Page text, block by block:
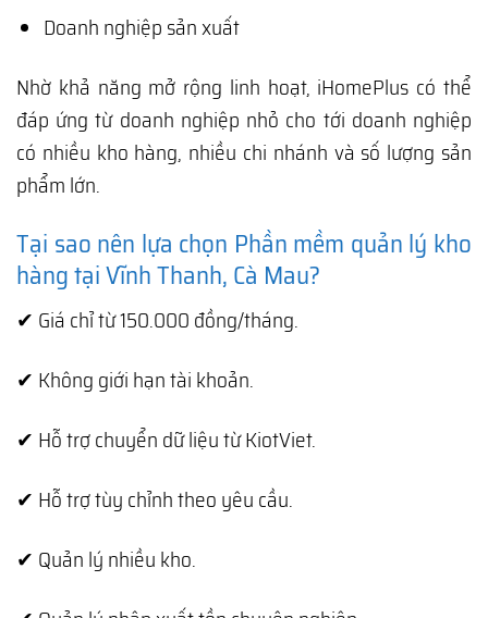
Doanh nghiệp sản xuất
Nhờ khả năng mở rộng linh hoạt, iHomePlus có thể
đáp ứng từ doanh nghiệp nhỏ cho tới doanh nghiệp
có nhiều kho hàng, nhiều chi nhánh và số lượng sản
phẩm lớn.
Tại sao nên lựa chọn Phần mềm quản lý kho
hàng tại Vĩnh Thanh, Cà Mau?
✔ Giá chỉ từ 150.000 đồng/tháng.
✔ Không giới hạn tài khoản.
✔ Hỗ trợ chuyển dữ liệu từ KiotViet.
✔ Hỗ trợ tùy chỉnh theo yêu cầu.
✔ Quản lý nhiều kho.